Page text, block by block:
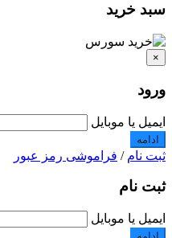
سبد خرید
×
ورود
ایمیل یا موبایل
ادامه
ثبت نام / فراموشی رمز عبور
ثبت نام
ایمیل یا موبایل